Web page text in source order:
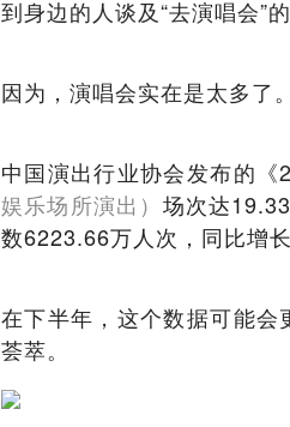
到身边的人谈及“去演唱会”的
因为，演唱会实在是太多了。
中国演出行业协会发布的
娱乐场所演出） 场次达
数6223.66万人次，同比增长
在下半年，这个数据可能
荟萃。